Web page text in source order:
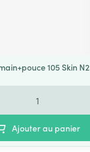
105 Skin N2
Ajouter au panier